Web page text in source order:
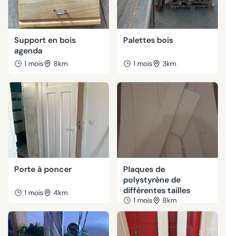
Support en bois
agenda
1 mois 8km
Palettes bois
1 mois 3km
Porte à poncer
1 mois 4km
Plaques de
polystyrène de
différentes tailles
1 mois 8km